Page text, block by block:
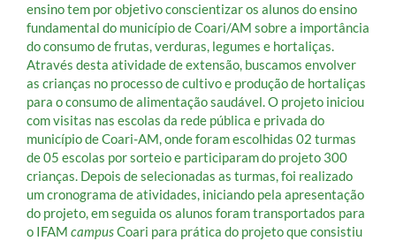
ensino tem por objetivo conscientizar os alunos do ensino
fundamental do município de Coari/AM sobre a importância
do consumo de frutas, verduras, legumes e hortaliças.
Através desta atividade de extensão, buscamos envolver
as crianças no processo de cultivo e produção de hortaliças
para o consumo de alimentação saudável. O projeto iniciou
com visitas nas escolas da rede pública e privada do
município de Coari-AM, onde foram escolhidas 02 turmas
de 05 escolas por sorteio e participaram do projeto 300
crianças. Depois de selecionadas as turmas, foi realizado
um cronograma de atividades, iniciando pela apresentação
do projeto, em seguida os alunos foram transportados para
o IFAM campusCoari para prática do projeto que consistiu